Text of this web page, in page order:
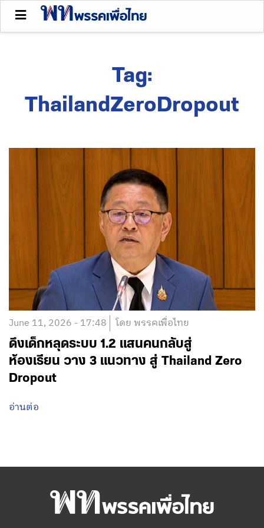
Tag:
ThailandZeroDropout
June 11, 2026 - 17:48 โดย พรรคเพื่อไทย
ดึงเด็กหลุดระบบ 1.2 แสนคนกลับสู่
ห้องเรียน วาง 3 แนวทาง สู่ Thailand Zero
Dropout
อ่านต่อ